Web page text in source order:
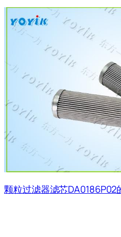
颗粒过滤器滤芯DA0186P02